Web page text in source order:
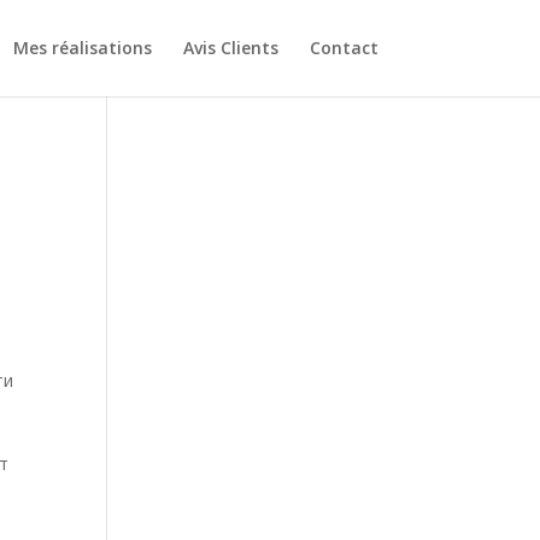
Mes réalisations Avis Clients Contact